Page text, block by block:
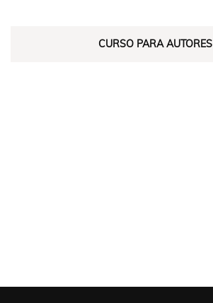
CURSO PARA AUTORES